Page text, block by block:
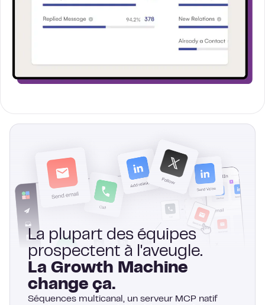
La plupart des équipes
prospectent à l'aveugle.
La Growth Machine
change ça.
Séquences multicanal, un serveur MCP natif